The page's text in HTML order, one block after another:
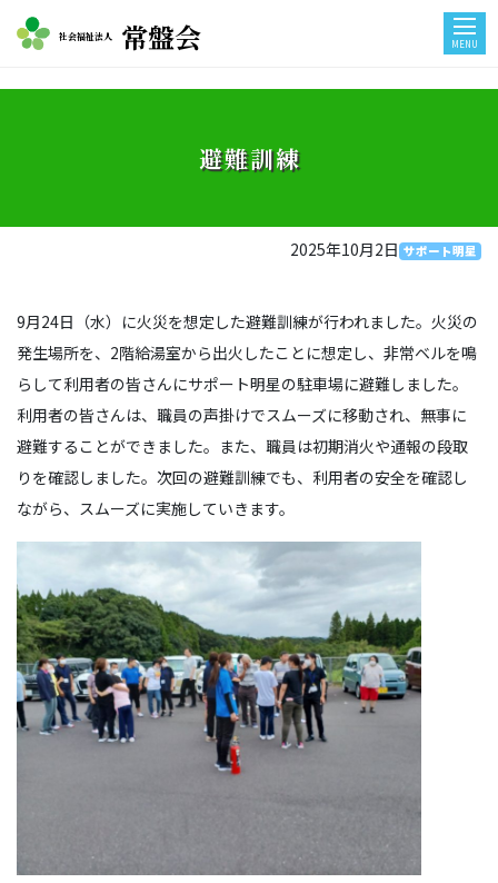
社会福祉法人 常盤会 MENU
避難訓練
2025年10月2日 サポート明星
9月24日（水）に火災を想定した避難訓練が行われました。火災の
発生場所を、2階給湯室から出火したことに想定し、非常ベルを鳴
らして利用者の皆さんにサポート明星の駐車場に避難しました。
利用者の皆さんは、職員の声掛けでスムーズに移動され、無事に
避難することができました。また、職員は初期消火や通報の段取
りを確認しました。次回の避難訓練でも、利用者の安全を確認し
ながら、スムーズに実施していきます。